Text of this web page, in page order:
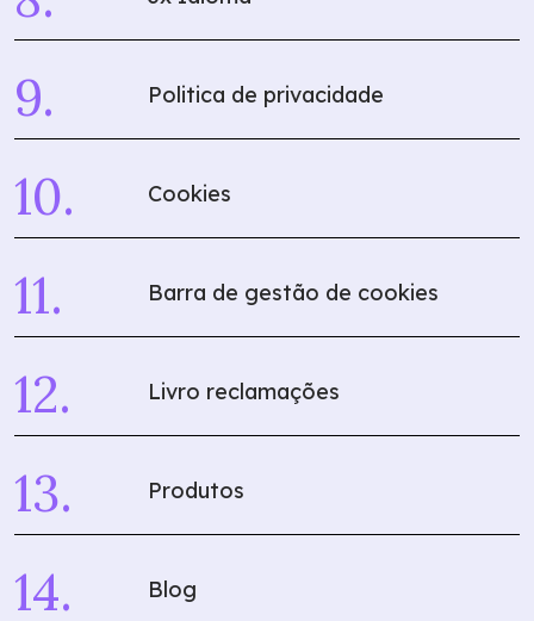
Politica de privacidade
Cookies
Barra de gestão de cookies
Livro reclamações
Produtos
Blog